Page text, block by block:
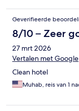
Geverifieerde
8/10 – Zeer
27 mrt 2026
Vertalen met Google
Clean hotel
Muhab, reis van 1